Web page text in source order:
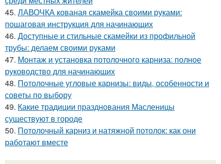
45. ЛАВОЧКА кованая скамейка своими руками:
пошаговая инструкция для начинающих
46. Доступные и стильные скамейки из профильной
трубы: делаем своими руками
47. Монтаж и установка потолочного карниза: полное
руководство для начинающих
48. Потолочные угловые карнизы: виды, особенности и
советы по выбору
49. Какие традиции празднования Масленицы
существуют в городе
50. Потолочный карниз и натяжной потолок: как они
работают вместе